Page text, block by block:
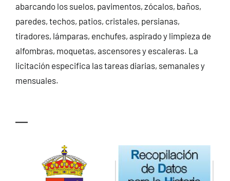
abarcando los suelos, pavimentos, zócalos, baños,
paredes, techos, patios, cristales, persianas,
tiradores, lámparas, enchufes, aspirado y limpieza de
alfombras, moquetas, ascensores y escaleras. La
licitación especifica las tareas diarias, semanales y
mensuales.
—